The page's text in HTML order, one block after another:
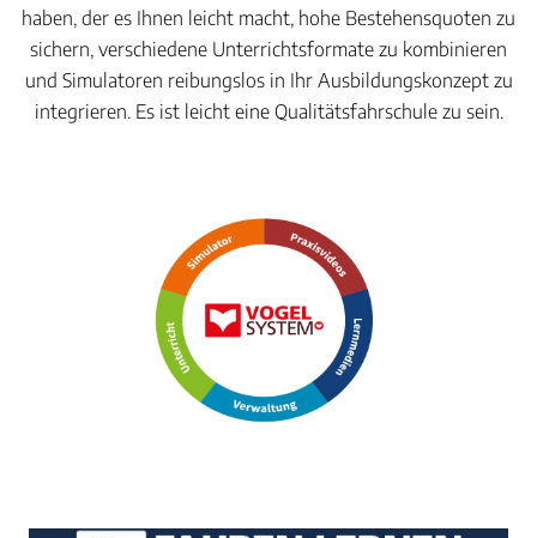
haben, der es Ihnen leicht macht, hohe Bestehensquoten zu
sichern, verschiedene Unterrichtsformate zu kombinieren
und Simulatoren reibungslos in Ihr Ausbildungskonzept zu
integrieren. Es ist leicht eine Qualitätsfahrschule zu sein.